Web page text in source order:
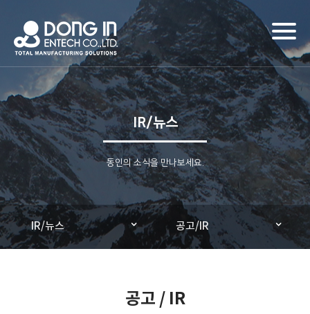
IR/뉴스
동인의 소식을 만나보세요.
IR/뉴스 공고/IR
공고 / IR